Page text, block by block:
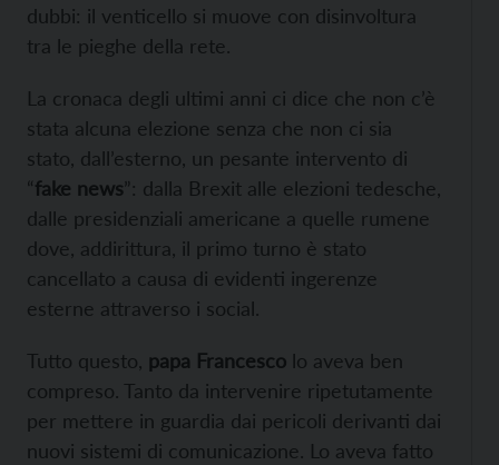
dubbi: il venticello si muove con disinvoltura
tra le pieghe della rete.
La cronaca degli ultimi anni ci dice che non c’è
stata alcuna elezione senza che non ci sia
stato, dall’esterno, un pesante intervento di
“fake news”: dalla Brexit alle elezioni tedesche,
dalle presidenziali americane a quelle rumene
dove, addirittura, il primo turno è stato
cancellato a causa di evidenti ingerenze
esterne attraverso i social.
Tutto questo, papa Francesco lo aveva ben
compreso. Tanto da intervenire ripetutamente
per mettere in guardia dai pericoli derivanti dai
nuovi sistemi di comunicazione. Lo aveva fatto